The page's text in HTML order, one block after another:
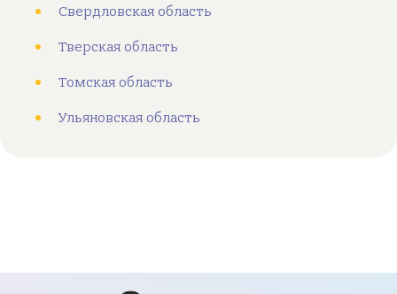
Свердловская область
Тверская область
Томская область
Ульяновская область